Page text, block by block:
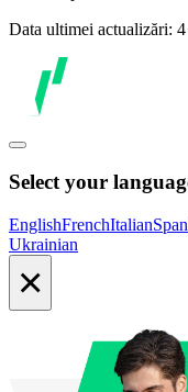
Data ultimei actualizări:
Select your
EnglishFrenchItalian
Ukrainian
×